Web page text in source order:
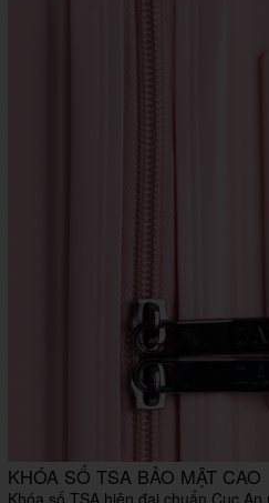
KHÓA SỐ TSA BẢO MẬT CAO